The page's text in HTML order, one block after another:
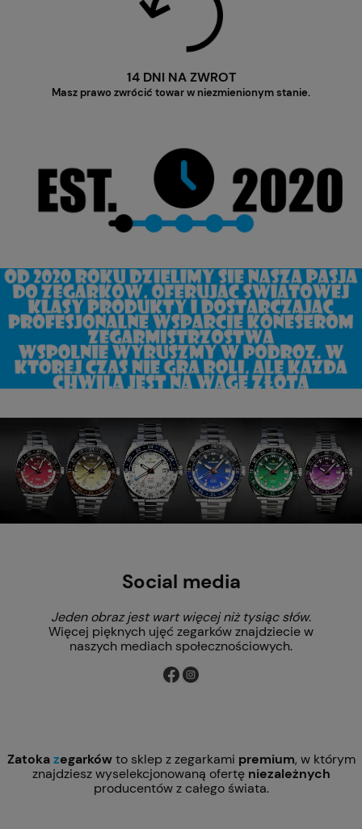
14 DNI NA ZWROT
Masz prawo zwrócić towar w niezmienionym stanie.
Social media
Jeden obraz jest wart więcej niż tysiąc słów.
Więcej pięknych ujęć zegarków znajdziecie w
naszych mediach społecznościowych.
Zatokazegarkówto sklep z zegarkami premium, w którym
znajdziesz wyselekcjonowaną ofertę niezależnych
producentów z całego świata.